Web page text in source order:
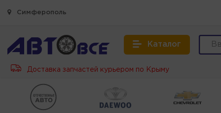
Симферополь
Каталог
Доставка запчастей курьером по Крыму